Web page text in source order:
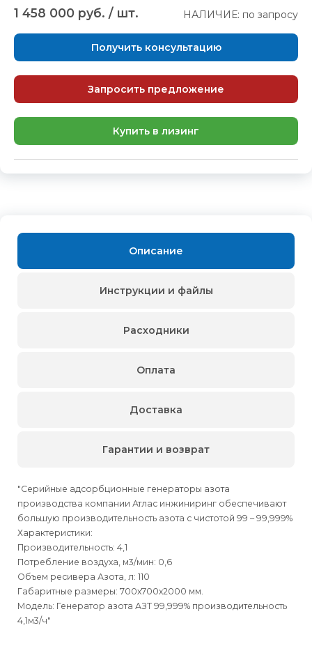
1 458 000 руб. / шт. НАЛИЧИЕ: по запросу
Получить консультацию
Запросить предложение
Купить в лизинг
Описание
"Серийные адсорбционные генераторы азота
производства компании Атлас инжиниринг обеспечивают
большую производительность азота с чистотой 99 – 99,999%
Характеристики:
Производительность: 4,1
Потребление воздуха, м3/мин: 0,6
Объем ресивера Азота, л: 110
Габаритные размеры: 700х700х2000 мм.
Модель: Генератор азота АЗТ 99,999% производительность
4,1м3/ч"
Инструкции и файлы
Расходники
Оплата
Доставка
Гарантии и возврат